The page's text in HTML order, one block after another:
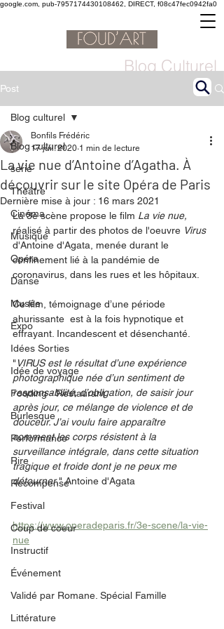
google.com, pub-7957174430108462, DIRECT, f08c47fec0942fa0
Blog Culturel
Post
Blog culturel
serie
Théâtre
Cinéma
Musique
Opéra
Danse
Musée
Expo
Idées Sorties
Idée de voyage
Fooding - Restaurant
Burlesque
Performance
Rire
Récompense
Festival
Coup de coeur
Instructif
Événement
Validé par Romane. Spécial Famille
Littérature
Blog culturel
La vie nue d’Antoine d’Agatha. À
découvrir sur le site Opéra de Paris
Bonfils Frédéric
17 juil. 2020 1 min de lecture
Dernière mise à jour : 16 mars 2021
La 3è scène propose le film La vie nue,
réalisé à partir des photos de l'oeuvre Virus
d'Antoine d'Agata, menée durant le
confinement lié à la pandémie de
coronavirus, dans les rues et les hôpitaux.
Ce film, témoignage d’une période
ahurissante  est à la fois hypnotique et
effrayant. Incandescent et désenchanté.
"VIRUS est le résultat d’une expérience
photographique née d’un sentiment de
responsabilité, d’obligation, de saisir jour
après jour, ce mélange de violence et de
douceur. J’ai voulu faire apparaître
comment les corps résistent à la
surveillance intégrale, dans cette situation
tragique et froide dont je ne peux me
détourner." Antoine d'Agata
https://www.operadeparis.fr/3e-scene/la-vie-
nue